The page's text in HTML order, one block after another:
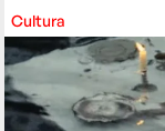
Cultura